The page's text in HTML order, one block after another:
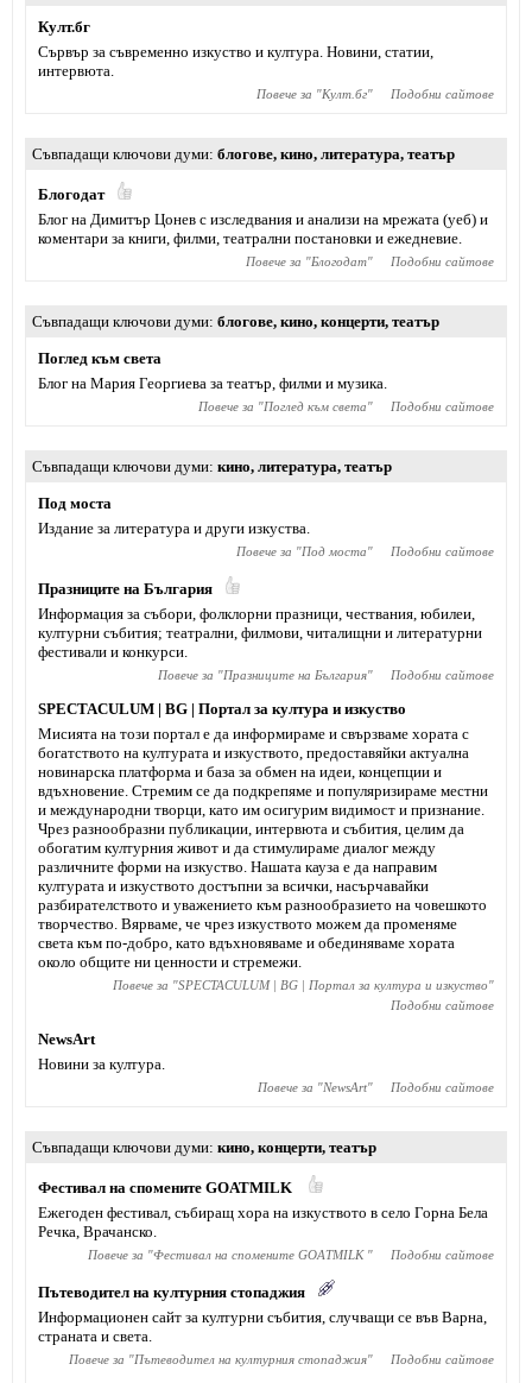
Култ.бг
Сървър за съвременно изкуство и култура. Новини, статии,
интервюта.
Повече за "Култ.бг" Подобни сайтове
Съвпадащи ключови думи блогове, кино, литература, театър
Блогодат
Блог на Димитър Цонев с изследвания и анализи на мрежата (уеб) и
коментари за книги, филми, театрални постановки и ежедневие.
Повече за "Блогодат" Подобни сайтове
Съвпадащи ключови думи блогове, кино, концерти, театър
Поглед към света
Блог на Мария Георгиева за театър, филми и музика.
Повече за "Поглед към света" Подобни сайтове
Съвпадащи ключови думи кино, литература, театър
Под моста
Издание за литература и други изкуства.
Повече за "Под моста" Подобни сайтове
Празниците на България
Информация за събори, фолклорни празници, чествания, юбилеи,
културни събития; театрални, филмови, читалищни и литературни
фестивали и конкурси.
Повече за "Празниците на България" Подобни сайтове
SPECTACULUM | BG | Портал за култура и изкуство
Мисията на този портал е да информираме и свързваме хората с
богатството на културата и изкуството, предоставяйки актуална
новинарска платформа и база за обмен на идеи, концепции и
вдъхновение. Стремим се да подкрепяме и популяризираме местни
и международни творци, като им осигурим видимост и признание.
Чрез разнообразни публикации, интервюта и събития, целим да
обогатим културния живот и да стимулираме диалог между
различните форми на изкуство. Нашата кауза е да направим
културата и изкуството достъпни за всички, насърчавайки
разбирателството и уважението към разнообразието на човешкото
творчество. Вярваме, че чрез изкуството можем да променяме
света към по-добро, като вдъхновяваме и обединяваме хората
около общите ни ценности и стремежи.
Повече за "SPECTACULUM | BG | Портал за култура и изкуство"
Подобни сайтове
NewsArt
Новини за култура.
Повече за "NewsArt" Подобни сайтове
Съвпадащи ключови думи кино, концерти, театър
Фестивал на спомените GOATMILK
Ежегоден фестивал, събиращ хора на изкуството в село Горна Бела
Речка, Врачанско.
Повече за "Фестивал на спомените GOATMILK " Подобни сайтове
Пътеводител на културния стопаджия
Информационен сайт за културни събития, случващи се във Варна,
страната и света.
Повече за "Пътеводител на културния стопаджия" Подобни сайтове